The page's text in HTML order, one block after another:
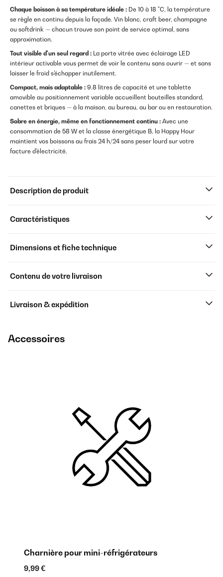
Chaque boisson à sa température idéale : De 10 à 18 °C, la température
se règle en continu depuis la façade. Vin blanc, craft beer, champagne
ou softdrink — chacun trouve son point de service optimal, sans
approximation.
Tout visible d'un seul regard : La porte vitrée avec éclairage LED
intérieur activable vous permet de voir le contenu sans ouvrir — et sans
laisser le froid s'échapper inutilement.
Compact, mais adaptable : 9.8 litres de capacité et une tablette
amovible au positionnement variable accueillent bouteilles standard,
canettes et briques — à la maison, au bureau, au bar ou en restauration.
Sobre en énergie, même en fonctionnement continu : Avec une
consommation de 58 W et la classe énergétique B, la Happy Hour
maintient vos boissons au frais 24 h/24 sans peser lourd sur votre
facture d'électricité.
Description de produit
Caractéristiques
Dimensions et fiche technique
Contenu de votre livraison
Livraison & expédition
Accessoires
Charnière pour mini-réfrigérateurs
9,99 €